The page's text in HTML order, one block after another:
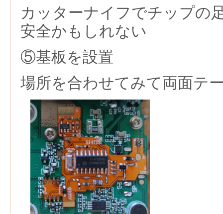
カッターナイフでチップの
安全かもしれない
⑤基板を設置
場所を合わせてみて両面テ